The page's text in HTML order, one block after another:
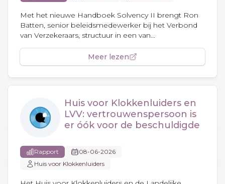
Met het nieuwe Handboek Solvency II brengt Ron
Batten, senior beleidsmedewerker bij het Verbond
van Verzekeraars, structuur in een van...
Meer lezen
Huis voor Klokkenluiders en
LVV: vertrouwenspersoon is
er óók voor de beschuldigde
Rapport
08-06-2026
Huis voor Klokkenluiders